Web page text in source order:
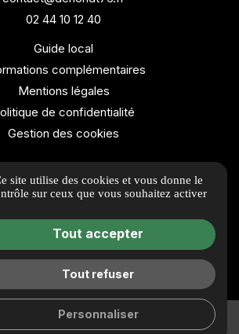
mail
02 44 10 12 40
Guide local
complémentaires
Mentions légales
de confidentialité
Gestion des cookies
Embed est désactivé. Autoriser
site utilise des cookies et vous donne le
sur ceux que vous souhaitez activer
Tout accepter
Tout refuser
Personnaliser